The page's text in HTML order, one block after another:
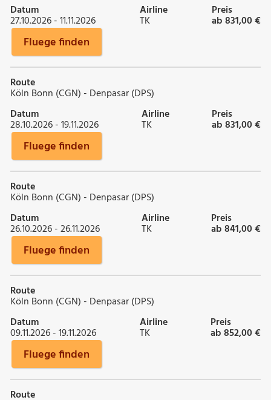
Datum
27.10.2026 - 11.11.2026
Airline
TK
Preis
ab 831,00 €
Fluege finden
Route
Köln Bonn (CGN) - Denpasar (DPS)
Datum
28.10.2026 - 19.11.2026
Airline
TK
Preis
ab 831,00 €
Fluege finden
Route
Köln Bonn (CGN) - Denpasar (DPS)
Datum
26.10.2026 - 26.11.2026
Airline
TK
Preis
ab 841,00 €
Fluege finden
Route
Köln Bonn (CGN) - Denpasar (DPS)
Datum
09.11.2026 - 19.11.2026
Airline
TK
Preis
ab 852,00 €
Fluege finden
Route